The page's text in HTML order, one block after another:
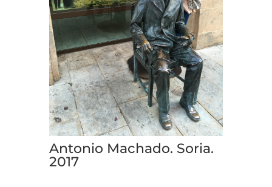
Antonio Machado. Soria.
2017